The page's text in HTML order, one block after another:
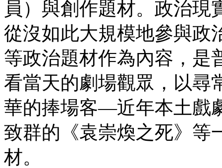
員）與創作題材。政治現
從沒如此大規模地參與政
等政治題材作為內容，是
看當天的劇場觀眾，以尋
華的捧場客—近年本土戲
致群的《袁崇煥之死》等
材。